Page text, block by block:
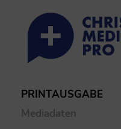
PRINTAUSGABE
Mediadaten